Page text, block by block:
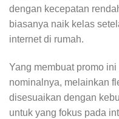
dengan kecepatan
biasanya naik kelas
internet di rumah.
Yang membuat promo
nominalnya, melainkan
disesuaikan dengan
untuk yang fokus pada